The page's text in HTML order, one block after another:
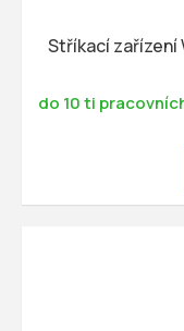
Stříkací zařízení
do 10 ti